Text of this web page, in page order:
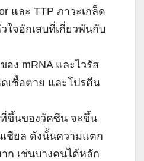
และ TTP ภาวะเกล็ด
ใจอักเสบที่เกี่ยวพันกับ
ง mRNA และไวรัส
เชื้อตาย และโปรตีน
ขึ้นของวัคซีน จะขึ้น
เชียล ดังนั้นความแตก
ก เช่นบางคนได้หลัก